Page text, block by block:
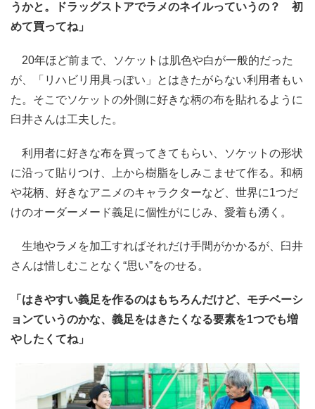
うかと。ドラッグストアでラメのネイルっていうの？ 初
めて買ってね」
20年ほど前まで、ソケットは肌色や白が一般的だった
が、「リハビリ用具っぽい」とはきたがらない利用者もい
た。そこでソケットの外側に好きな柄の布を貼れるように
臼井さんは工夫した。
利用者に好きな布を買ってきてもらい、ソケットの形状
に沿って貼りつけ、上から樹脂をしみこませて作る。和柄
や花柄、好きなアニメのキャラクターなど、世界に1つだ
けのオーダーメード義足に個性がにじみ、愛着も湧く。
生地やラメを加工すればそれだけ手間がかかるが、臼井
さんは惜しむことなく“思い”をのせる。
「はきやすい義足を作るのはもちろんだけど、モチベーシ
ョンていうのかな、義足をはきたくなる要素を1つでも増
やしたくてね」